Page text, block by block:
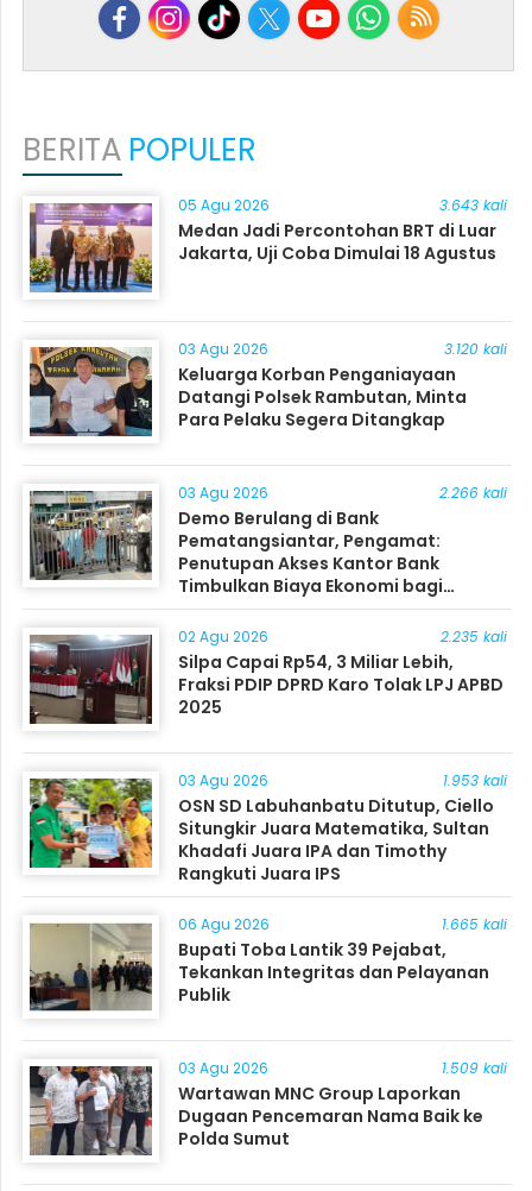
BERITA POPULER
05 Agu 2026 3.643 kali
Medan Jadi Percontohan BRT di Luar
Jakarta, Uji Coba Dimulai 18 Agustus
03 Agu 2026 3.120 kali
Keluarga Korban Penganiayaan
Datangi Polsek Rambutan, Minta
Para Pelaku Segera Ditangkap
03 Agu 2026 2.266 kali
Demo Berulang di Bank
Pematangsiantar, Pengamat:
Penutupan Akses Kantor Bank
Timbulkan Biaya Ekonomi bagi
Masyarakat
02 Agu 2026 2.235 kali
Silpa Capai Rp54, 3 Miliar Lebih,
Fraksi PDIP DPRD Karo Tolak LPJ APBD
2025
03 Agu 2026 1.953 kali
OSN SD Labuhanbatu Ditutup, Ciello
Situngkir Juara Matematika, Sultan
Khadafi Juara IPA dan Timothy
Rangkuti Juara IPS
06 Agu 2026 1.665 kali
Bupati Toba Lantik 39 Pejabat,
Tekankan Integritas dan Pelayanan
Publik
03 Agu 2026 1.509 kali
Wartawan MNC Group Laporkan
Dugaan Pencemaran Nama Baik ke
Polda Sumut